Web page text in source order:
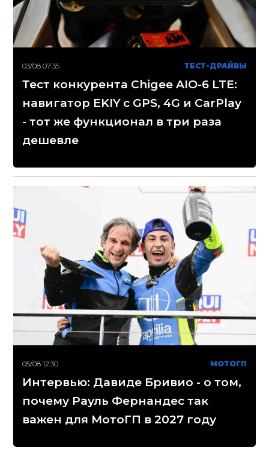
03/08 07:35 ТЕСТ-ДРАЙВЫ
Тест конкурента Chigee AIO-6 LTE:
навигатор EKIY с GPS, 4G и CarPlay
- тот же функционал в три раза
дешевле
05/08 12:30 МОТОГП
Интервью: Давиде Бривио - о том,
почему Рауль Фернандес так
важен для МотоГП в 2027 году